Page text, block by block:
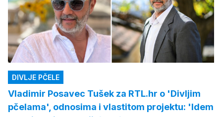
DIVLJE PČELE
Vladimir Posavec Tušek za RTL.hr o 'Divljim
pčelama', odnosima i vlastitom projektu: 'Idem